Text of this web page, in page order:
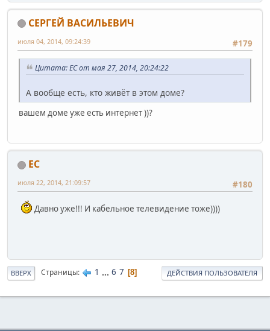
СЕРГЕЙ ВАСИЛЬЕВИЧ
#179
июля 04, 2014, 09:24:39
Цитата: ЕС от мая 27, 2014, 20:24:22
А вообще есть, кто живёт в этом доме?
вашем доме уже есть интернет ))?
ЕС
#180
июля 22, 2014, 21:09:57
Давно уже!!! И кабельное телевидение тоже))))
ВВЕРХ Страницы 1 ... 6 7 8 ДЕЙСТВИЯ ПОЛЬЗОВАТЕЛЯ